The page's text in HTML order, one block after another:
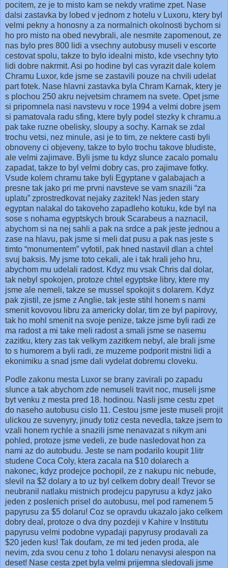
pocitem, ze je to misto kam se nekdy vratime zpet. Nase
dalsi zastavka by lobed v jednom z hotelu v Luxoru, ktery byl
velmi pekny a honosny a za normalnich okolnosti bychom si
ho pro misto na obed nevybrali, ale nesmite zapomenout, ze
nas bylo pres 800 lidi a vsechny autobusy museli v escorte
cestovat spolu, takze to bylo idealni misto, kde vsechny tyto
lidi dobre nakrmit. Asi po hodine byl cas vyrazit dale kolem
Chramu Luxor, kde jsme se zastavili pouze na chvili udelat
part fotek. Nase hlavni zastavka byla Chram Karnak, ktery je
s plochou 250 akru nejvetsim chramem na svete. Opet jsme
si pripomnela nasi navstevu v roce 1994 a velmi dobre jsem
si pamatovala radu sfing, ktere byly podel stezky k chramu.a
pak take ruzne obelisky, sloupy a sochy. Karnak se zdal
trochu vetsi, nez minule, asi je to tim, ze nektere casti byli
obnoveny ci objeveny, takze to bylo trochu takove bludiste,
ale velmi zajimave. Byli jsme tu kdyz slunce zacalo pomalu
zapadat, takze to byl velmi dobry cas, pro zajimave fotky.
Vsude kolem chramu take byli Egyptane v galabajach a
presne tak jako pri me prvni navsteve se vam snazili “za
uplatu” zprostredkovat nejaky zazitek! Nas jeden stary
egyptan nalakal do takoveho zapadleho kotuku, kde byl na
sose s nohama egyptskych brouk Scarabeus a naznacil,
abychom si na nej sahli a pak na srdce a pak jeste jednou a
zase na hlavu, pak jsme si meli dat pusu a pak nas jeste s
timto “monumentem” vyfotil, pak hned nastavil dlan a chtel
svuj baksis. My jsme toto cekali, ale i tak hrali jeho hru,
abychom mu udelali radost. Kdyz mu vsak Chris dal dolar,
tak nebyl spokojen, protoze chtel egyptske libry, ktere my
jsme ale nemeli, takze se mussel spokojit s dolarem. Kdyz
pak zjistil, ze jsme z Anglie, tak jeste stihl honem s nami
smenit kovovou libru za americky dolar, tim ze byl papirovy,
tak ho mohl smenit na svoje penize, takze jsme byli radi ze
ma radost a mi take meli radost a smali jsme se nasemu
zazitku, ktery zas tak velkym zazitkem nebyl, ale brali jsme
to s humorem a byli radi, ze muzeme podporit mistni lidi a
ekonimiku a snad jsme dali vydelat dobremu cloveku.
Podle zakonu mesta Luxor se brany zavirali po zapadu
slunce a tak abychom zde nemuseli travit noc, museli jsme
byt venku z mesta pred 18. hodinou. Nasli jsme cestu zpet
do naseho autobusu cislo 11. Cestou jsme jeste museli projit
ulickou ze suvenyry, jinudy totiz cesta nevedla, takze jsem to
vzali honem rychle a snazili jsme nenavazat s nikym ani
pohled, protoze jsme vedeli, ze bude nasledovat hon za
nami az do autobudu. Jeste se nam podarilo koupit 1litr
studene Coca Coly, ktera zacala na $10 dolarech a
nakonec, kdyz prodejce pochopil, ze z nakupu nic nebude,
slevil na $2 dolary a to uz byl celkem dobry deal! Trevor se
neubranil natlaku mistnich prodejcu papyrusu a kdyz jako
jeden z poslenich prisel do autobusu, mel pod ramenem 5
papyrusu za $5 dolaru! Coz se opravdu ukazalo jako celkem
dobry deal, protoze o dva dny pozdeji v Kahire v Institutu
papyrusu velmi podobne vypadaji papyrusy prodavali za
$20 jeden kus! Tak doufam, ze mi ted jeden proda, ale
nevim, zda svou cenu z toho 1 dolaru nenavysi alespon na
deset! Nase cesta zpet byla velmi prijemna sledovali jsme